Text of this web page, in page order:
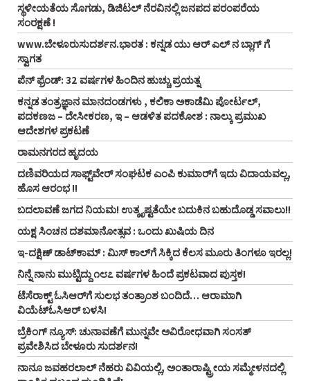
ಸ್ಥಳೀಯತೆಯ ಸೊಗಡು, ಡಿಜಿಟಲ್‌ ನೆರವಿನಲ್ಲಿ ಜನಪದ ಪರಂಪರೆಯ
ಸಂರಕ್ಷಣೆ !
www.ಬೇಳೂರುಸುದರ್ಶನ.ಭಾರತ : ಕನ್ನಡ ಯು ಆರ್‌ ಎಲ್‌ ನ ಬ್ಲಾಗ್‌ ಗೆ
ಸ್ವಾಗತ
ಪೆನ್‌ ಫ್ರೆಂಡ್‌: 32 ವರ್ಷಗಳ ಹಿಂದಿನ ಹುಚ್ಚು ಪ್ರಯತ್ನ
ಕನ್ನಡ ತಂತ್ರಜ್ಞಾನ ಮಾನದಂಡಗಳು , ಕಲಿಕಾ ಅಕಾಡೆಮಿ ಪೋರ್ಟಲ್,
ಪದಕಣಜ – ದೇಸೀಕರಣ, ಇ – ಆಡಳಿತ ಪದಕೋಶ : ನಾಲ್ಕು ಪ್ರಮುಖ
ಆದೇಶಗಳ ಪ್ರಕಟಣೆ
ರಾಮನಗರದ ಹೃದಯ
ದಣಿವರಿಯದ ಸಾಫ್ಟ್‌ವೇರ್‌ ಸಂಘಟಕ ಎಂಪಿ ಕುಮಾರ್‌ಗೆ ಇದು ವಿದಾಯವಲ್ಲ,
ಹೊಸ ಆರಂಭ !!
ಬದಲಾವಣೆ ಜಗದ ನಿಯಮ! ಉತ್ಕೃಷ್ಟತೆಯೇ ಬದುಕಿನ ಬಹುದೊಡ್ಡ ಸವಾಲು!!
ಯಕ್ಷ ಸಿಂಚನ ದಶಮಾನೋತ್ಸವ : ಒಂದು ಖುಷಿಯ ದಿನ
ಇ-ದಕ್ಷಿಣ್ ಡಾಟ್‌ಕಾಮ್‌ : ಮಿಸ್ ಕಾಲ್‌ಗೆ ಸಿಕ್ಕಿದ ಕೆಲಸ ಮೂರು ತಿಂಗಳೂ ಇರಲ್ಲ!
ನಿನ್ನೆ ನಾನು ಮುಟ್ಟಿದ್ದು ೧೮೭ ವರ್ಷಗಳ ಹಿಂದೆ ಪ್ರಕಟವಾದ ಪುಸ್ತಕ!
ಟೆಸೆರಾಕ್ಟ್‌ ಓಸಿಆರ್‌ಗೆ ಸುಲಭ ತಂತ್ರಾಂಶ ಬಂದಿದೆ… ಆರಾಮಾಗಿ
ವಿಯೆಟ್‌ಓಸಿಆರ್‌ ಬಳಸಿ!
ಬ್ರೆಕಿಂಗ್ ನ್ಯೂಸ್‌: ಚುನಾವಣೆಗೆ ಮುನ್ನವೇ ಅವಿರೋಧವಾಗಿ ಸಂಸತ್
ಪ್ರವೇಶಿಸಿದ ಬೇಳೂರು ಸುದರ್ಶನ!
ನಾನೂ ಜವಹರಲಾಲ್‌ ನೆಹರು ವಿವಿಯಲ್ಲಿ, ಅಂತಾರಾಷ್ಟ್ರೀಯ ಸಮ್ಮೇಳನದಲ್ಲಿ